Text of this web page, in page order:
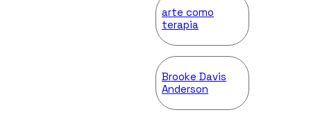
arte como
terapia
Brooke Davis
Anderson